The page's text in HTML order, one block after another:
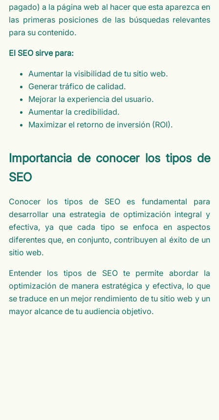
pagado) a la página web al hacer que esta aparezca en
las primeras posiciones de las búsquedas relevantes
para su contenido.
El SEO sirve para:
Aumentar la visibilidad de tu sitio web.
Generar tráfico de calidad.
Mejorar la experiencia del usuario.
Aumentar la credibilidad.
Maximizar el retorno de inversión (ROI).
Importancia de conocer los tipos de
SEO
Conocer los tipos de SEO es fundamental para
desarrollar una estrategia de optimización integral y
efectiva, ya que cada tipo se enfoca en aspectos
diferentes que, en conjunto, contribuyen al éxito de un
sitio web.
Entender los tipos de SEO te permite abordar la
optimización de manera estratégica y efectiva, lo que
se traduce en un mejor rendimiento de tu sitio web y un
mayor alcance de tu audiencia objetivo.